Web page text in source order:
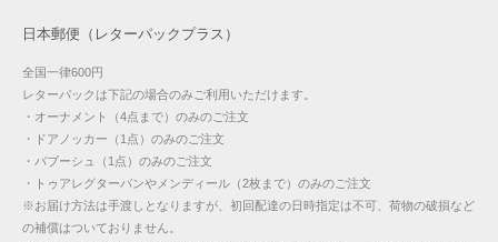
日本郵便（レターパックプラス）
全国一律600円
レターパックは下記の場合のみご利用いただけます。
・オーナメント（4点まで）のみのご注文
・ドアノッカー（1点）のみのご注文
・バブーシュ（1点）のみのご注文
・トゥアレグターバンやメンディール（2枚まで）のみのご注文
※お届け方法は手渡しとなりますが、初回配達の日時指定は不可、荷物の破損など
の補償はついておりません。